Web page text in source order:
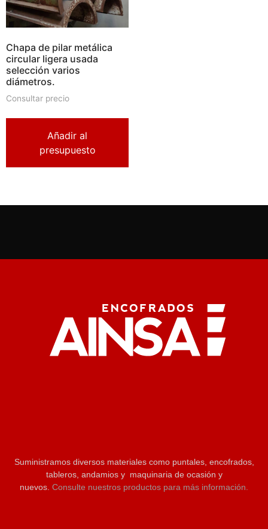
Chapa de pilar metálica
circular ligera usada
selección varios
diámetros.
Consultar precio
Añadir al
presupuesto
Suministramos diversos materiales como puntales, encofrados,
tableros, andamios y maquinaria de ocasión y
nuevos. Consulte nuestros productos para más información.